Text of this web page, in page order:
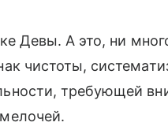
Девы. А это, ни
чистоты,
требующей